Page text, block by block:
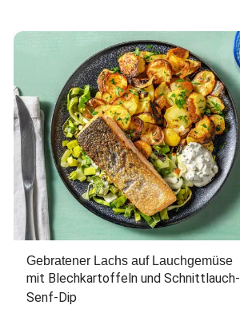
Gebratener Lachs auf Lauchgemüse
mit Blechkartoffeln und Schnittlauch-
Senf-Dip